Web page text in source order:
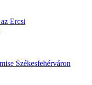
Ercsi
Székesfehérváron